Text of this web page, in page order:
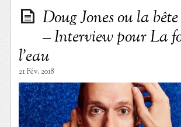
Doug Jones ou la
– Interview pour La
l’eau
21 Fév. 2018